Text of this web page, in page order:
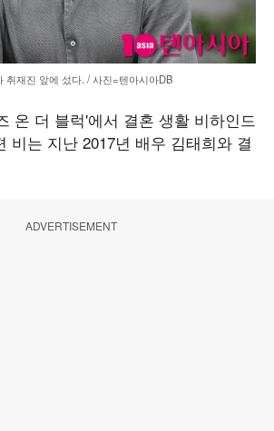
취재진 앞에 섰다. / 사진=텐아시아DB
온 더 블럭'에서 결혼 생활 비하인드
비는 지난 2017년 배우 김태희와 결
ADVERTISEMENT